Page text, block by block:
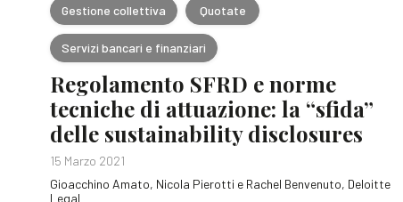
Gestione collettiva Quotate
Servizi bancari e finanziari
Regolamento SFRD e norme
tecniche di attuazione: la “sfida”
delle sustainability disclosures
15 Marzo 2021
Gioacchino Amato, Nicola Pierotti e Rachel Benvenuto, Deloitte
Legal